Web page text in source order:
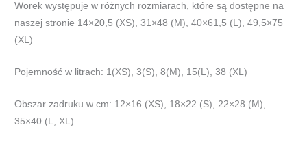
Worek występuje w różnych rozmiarach, które są dostępne na
naszej stronie 14×20,5 (XS), 31×48 (M), 40×61,5 (L), 49,5×75
(XL)
Pojemność w litrach: 1(XS), 3(S), 8(M), 15(L), 38 (XL)
Obszar zadruku w cm: 12×16 (XS), 18×22 (S), 22×28 (M),
35×40 (L, XL)